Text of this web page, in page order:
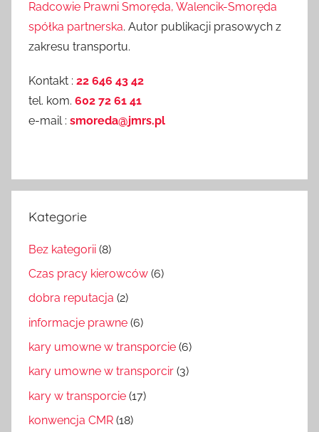
Radcowie Prawni Smoręda, Walencik-Smoręda
spółka partnerska. Autor publikacji prasowych z
zakresu transportu.
Kontakt : 22 646 43 42
tel. kom. 602 72 61 41
e-mail : smoreda@jmrs.pl
Kategorie
Bez kategorii (8)
Czas pracy kierowców (6)
dobra reputacja (2)
informacje prawne (6)
kary umowne w transporcie (6)
kary umowne w transporcir (3)
kary w transporcie (17)
konwencja CMR (18)